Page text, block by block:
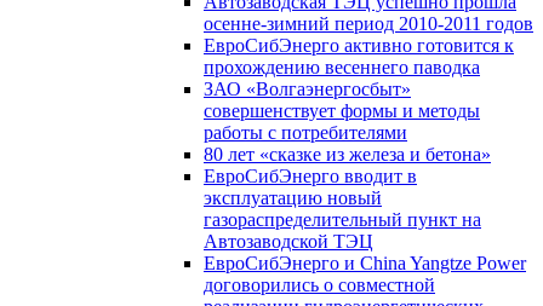
осенне-зимний период 2010-2011 годов
ЕвроСибЭнерго активно готовится к
прохождению весеннего паводка
ЗАО «Волгаэнергосбыт»
совершенствует формы и методы
работы с потребителями
80 лет «сказке из железа и бетона»
ЕвроСибЭнерго вводит в
эксплуатацию новый
газораспределительный пункт на
Автозаводской ТЭЦ
ЕвроСибЭнерго и China Yangtze Power
договорились о совместной